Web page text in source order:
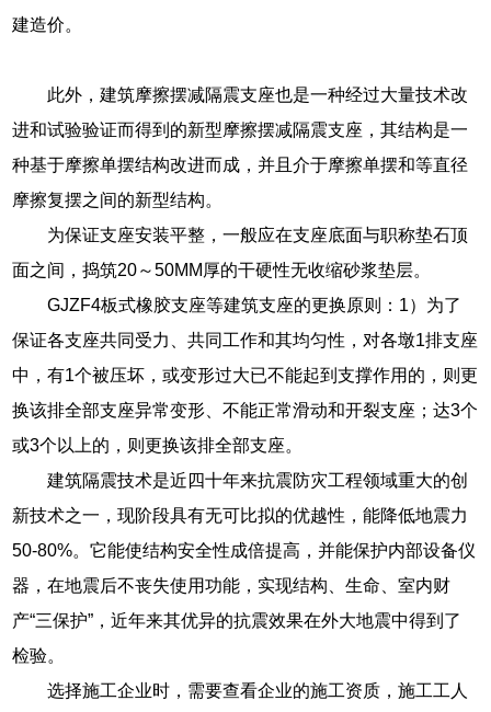
建造价。
此外，建筑摩擦摆减隔震支座也是一种经过大量技术改
进和试验验证而得到的新型摩擦摆减隔震支座，其结构是一
种基于摩擦单摆结构改进而成，并且介于摩擦单摆和等直径
摩擦复摆之间的新型结构。
为保证支座安装平整，一般应在支座底面与职称垫石顶
面之间，捣筑20～50MM厚的干硬性无收缩砂浆垫层。
GJZF4板式橡胶支座等建筑支座的更换原则：1）为了
保证各支座共同受力、共同工作和其均匀性，对各墩1排支座
中，有1个被压坏，或变形过大已不能起到支撑作用的，则更
换该排全部支座异常变形、不能正常滑动和开裂支座；达3个
或3个以上的，则更换该排全部支座。
建筑隔震技术是近四十年来抗震防灾工程领域重大的创
新技术之一，现阶段具有无可比拟的优越性，能降低地震力
50-80%。它能使结构安全性成倍提高，并能保护内部设备仪
器，在地震后不丧失使用功能，实现结构、生命、室内财
产“三保护”，近年来其优异的抗震效果在外大地震中得到了
检验。
选择施工企业时，需要查看企业的施工资质，施工工人